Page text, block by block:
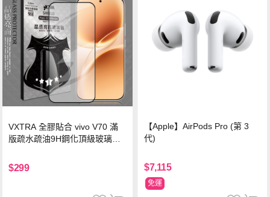
VXTRA 全膠貼合 vivo V70 滿
版疏水疏油9H鋼化頂級玻璃貼
$299
【Apple】AirPods Pro (第 3
代)
$7,115
免運